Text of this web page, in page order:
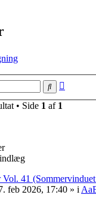
Søg
• Side 1 af 1
indlæg
Vol. 41
feb 2026, 17:40 » i